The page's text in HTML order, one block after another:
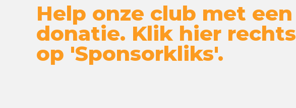
Help onze club met een
donatie. Klik hier rechts
op 'Sponsorkliks'.